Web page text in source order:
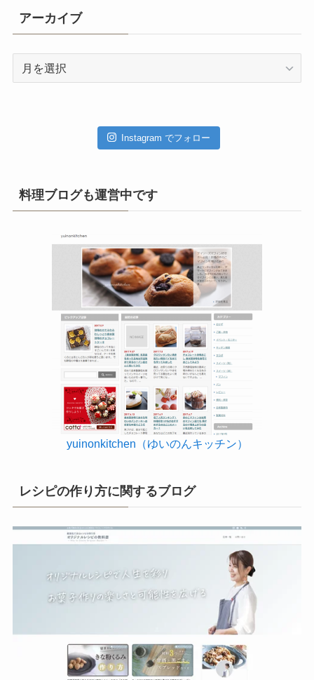
アーカイブ
Instagram でフォロー
料理ブログも運営中です
yuinonkitchen（ゆいのんキッチン）
レシピの作り方に関するブログ